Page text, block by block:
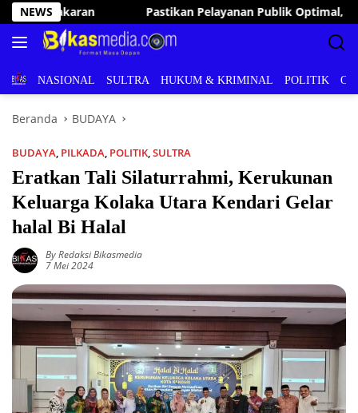
Langsung
ke
konten
NEWSPublik Optimal, Irham Kalenggo Tunjuk Narlian Jadi Plh
BERITANASIONAL SULTRA HUKUM & KRIMINAL POLITIK
Beranda BUDAYA
BUDAYA, PILKADA, POLITIK,SULTRA
Eratkan Tali Silaturrahmi, Kerukunan
Keluarga Kolaka Utara Kendari Gelar
halal Bi Halal
By Redaksi Bikasmedia
7 Mei 2024